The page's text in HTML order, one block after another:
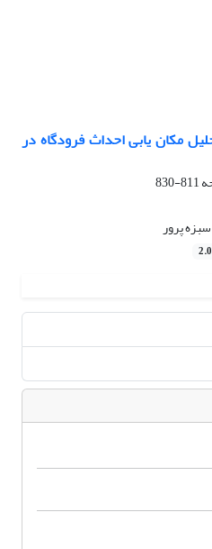
مکان یابی احداث فرودگاه در
811-830
پرور